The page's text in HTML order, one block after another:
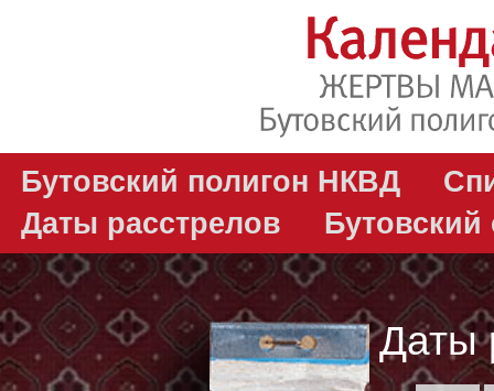
Бутовский полигон НКВД
Даты расстрелов
Бутовский
Даты